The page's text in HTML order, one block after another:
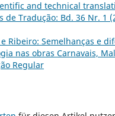
and technical
de Tradução: Bd. 36 Nr. 1
Ribeiro: Semelhanças e
nas obras Carnavais,
Regular